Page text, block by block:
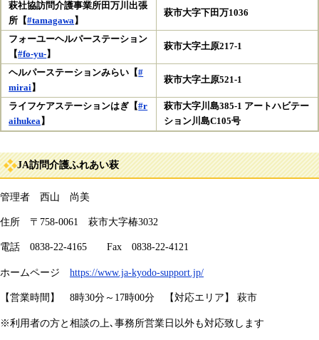
萩社協訪問介護事業所田万川出張
所【#tamagawa】
萩市大字下田万1036
フォーユーヘルパーステーション
【#fo-yu-】
萩市大字土原217-1
ヘルパーステーションみらい【#
mirai】
萩市大字土原521-1
ライフケアステーションはぎ【#r
aihukea】
萩市大字川島385-1 アートハビテー
ション川島C105号
JA訪問介護ふれあい萩
管理者 西山 尚美
住所 〒758-0061 萩市大字椿3032
電話 0838-22-4165 Fax 0838-22-4121
ホームページ https://www.ja-kyodo-support.jp/
【営業時間】 8時30分～17時00分 【対応エリア】 萩市
※利用者の方と相談の上､事務所営業日以外も対応致します